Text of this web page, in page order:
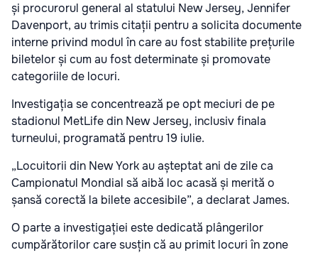
și procurorul general al statului New Jersey, Jennifer
Davenport, au trimis citații pentru a solicita documente
interne privind modul în care au fost stabilite prețurile
biletelor și cum au fost determinate și promovate
categoriile de locuri.
Investigația se concentrează pe opt meciuri de pe
stadionul MetLife din New Jersey, inclusiv finala
turneului, programată pentru 19 iulie.
„Locuitorii din New York au așteptat ani de zile ca
Campionatul Mondial să aibă loc acasă și merită o
șansă corectă la bilete accesibile”, a declarat James.
O parte a investigației este dedicată plângerilor
cumpărătorilor care susțin că au primit locuri în zone